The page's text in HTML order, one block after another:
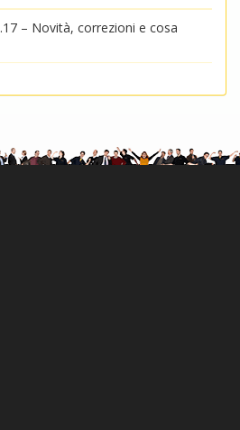
– Novità, correzioni e cosa